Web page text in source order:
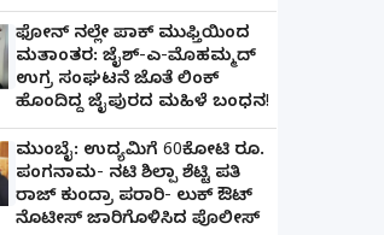
ಫೋನ್ ನಲ್ಲೇ ಪಾಕ್ ಮುಫ್ತಿಯಿಂದ
ಮತಾಂತರ: ಜೈಶ್-ಎ-ಮೊಹಮ್ಮದ್
ಉಗ್ರ ಸಂಘಟನೆ ಜೊತೆ ಲಿಂಕ್
ಹೊಂದಿದ್ದ ಜೈಪುರದ ಮಹಿಳೆ ಬಂಧನ!
ಮುಂಬೈ: ಉದ್ಯಮಿಗೆ 60ಕೋಟಿ ರೂ.
ಪಂಗನಾಮ- ನಟಿ ಶಿಲ್ಪಾ ಶೆಟ್ಟಿ ಪತಿ
ರಾಜ್ ಕುಂದ್ರಾ ಪರಾರಿ- ಲುಕ್ ಔಟ್
ನೊಟೀಸ್ ಜಾರಿಗೊಳಿಸಿದ ಪೊಲೀಸ್